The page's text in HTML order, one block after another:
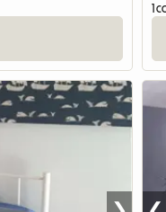
1